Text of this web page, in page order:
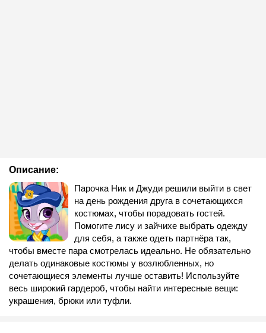
Описание:
Парочка Ник и Джуди решили выйти в свет
на день рождения друга в сочетающихся
костюмах, чтобы порадовать гостей.
Помогите лису и зайчихе выбрать одежду
для себя, а также одеть партнёра так,
чтобы вместе пара смотрелась идеально. Не обязательно
делать одинаковые костюмы у возлюбленных, но
сочетающиеся элементы лучше оставить! Используйте
весь широкий гардероб, чтобы найти интересные вещи:
украшения, брюки или туфли.